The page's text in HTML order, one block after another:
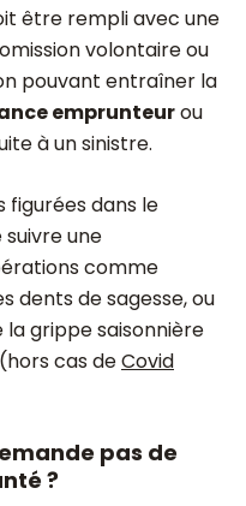
être rempli avec une
volontaire ou
pouvant entraîner la
emprunteurou
à un sinistre.
figurées dans le
une
comme
dents de sagesse, ou
grippe saisonnière
cas deCovid
pas de
?